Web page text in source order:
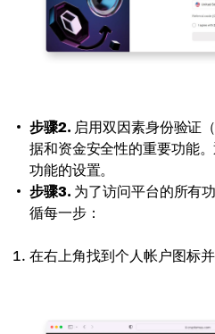
步骤2. 启用双因素身份验证
据和资金安全性的重要功能
功能的设置。
步骤3. 为了访问平台的所有
循每一步：
在右上角找到个人帐户图标并